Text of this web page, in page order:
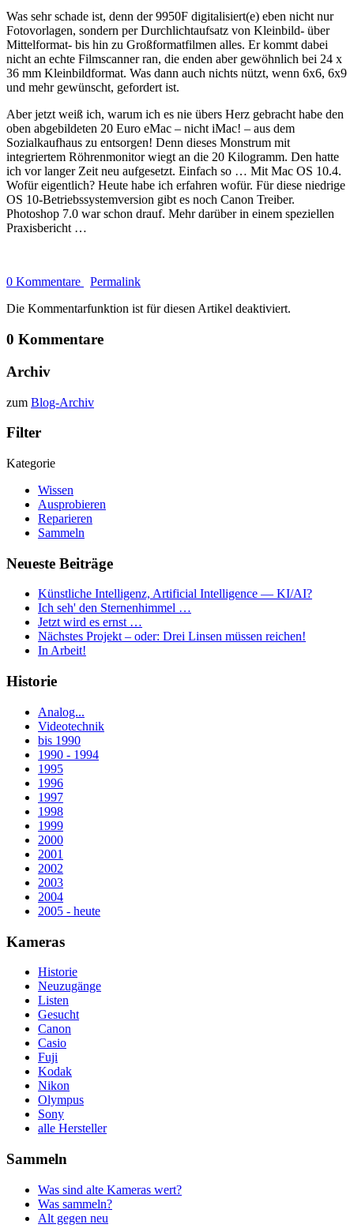
Was sehr schade ist, denn der 9950F digitalisiert(e) eben nicht nur
Fotovorlagen, sondern per Durchlichtaufsatz von Kleinbild- über
Mittelformat- bis hin zu Großformatfilmen alles. Er kommt dabei
nicht an echte Filmscanner ran, die enden aber gewöhnlich bei 24 x
36 mm Kleinbildformat. Was dann auch nichts nützt, wenn 6x6, 6x9
und mehr gewünscht, gefordert ist.
Aber jetzt weiß ich, warum ich es nie übers Herz gebracht habe den
oben abgebildeten 20 Euro eMac – nicht iMac! – aus dem
Sozialkaufhaus zu entsorgen! Denn dieses Monstrum mit
integriertem Röhrenmonitor wiegt an die 20 Kilogramm. Den hatte
ich vor langer Zeit neu aufgesetzt. Einfach so … Mit Mac OS 10.4.
Wofür eigentlich? Heute habe ich erfahren wofür. Für diese niedrige
OS 10-Betriebssystemversion gibt es noch Canon Treiber.
Photoshop 7.0 war schon drauf. Mehr darüber in einem speziellen
Praxisbericht …
0 Kommentare
Permalink
Die Kommentarfunktion ist für diesen Artikel deaktiviert.
0 Kommentare
Archiv
zum Blog-Archiv
Filter
Kategorie
Wissen
Ausprobieren
Reparieren
Sammeln
Neueste Beiträge
Künstliche Intelligenz, Artificial Intelligence — KI/AI?
Ich seh' den Sternenhimmel …
Jetzt wird es ernst …
Nächstes Projekt – oder: Drei Linsen müssen reichen!
In Arbeit!
Historie
Analog...
Videotechnik
bis 1990
1990 - 1994
1995
1996
1997
1998
1999
2000
2001
2002
2003
2004
2005 - heute
Kameras
Historie
Neuzugänge
Listen
Gesucht
Canon
Casio
Fuji
Kodak
Nikon
Olympus
Sony
alle Hersteller
Sammeln
Was sind alte Kameras wert?
Was sammeln?
Alt gegen neu